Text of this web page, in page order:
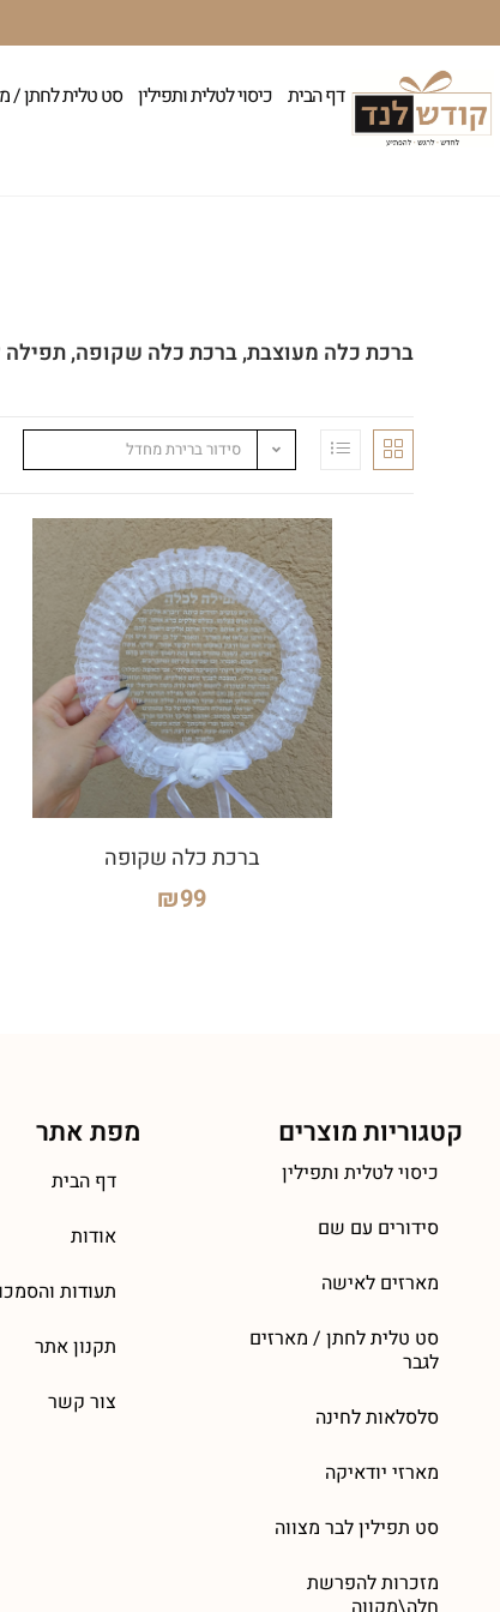
דף הבית כיסוי לטלית ותפילין סט טלית לחתן /
ברכת כלה מעוצבת, ברכת כלה שקופה, תפילה
סידור ברירת מחדל
ברכת כלה שקופה
₪99
קטגוריות מוצרים
כיסוי לטלית ותפילין
סידורים עם שם
מארזים לאישה
סט טלית לחתן / מארזים
לגבר
סלסלאות לחינה
מארזי יודאיקה
סט תפילין לבר מצווה
מזכרות להפרשת
מפת אתר
דף הבית
אודות
תעודות
תקנון אתר
צור קשר